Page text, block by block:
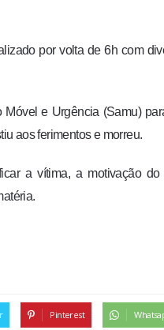
por volta de 6h com
e Urgência (Samu)
aos ferimentos e morreu.
a vítima, a motivação
Pinterest